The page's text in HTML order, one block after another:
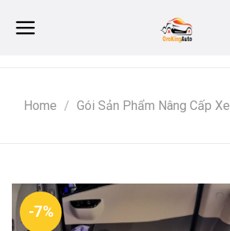
Home / Gói Sản Phẩm Nâng Cấp Xe
-7%